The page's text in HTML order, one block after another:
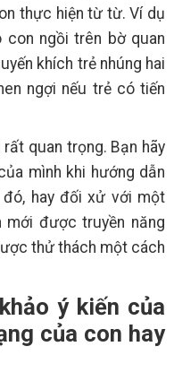
thực hiện từ từ. Ví dụ
con ngồi trên bờ quan
khích trẻ nhúng hai
ngợi nếu trẻ có tiến
quan trọng. Bạn hãy
mình khi hướng dẫn
hay đối xử với một
mới được truyền năng
thử thách một cách
ý kiến của
của con hay